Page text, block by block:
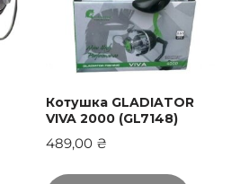
Котушка GLADIATOR
VIVA 2000 (GL7148)
489,00 ₴